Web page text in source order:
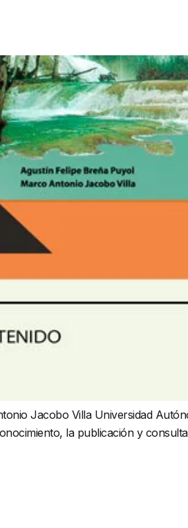
Jacobo Villa Universidad
la publicación y